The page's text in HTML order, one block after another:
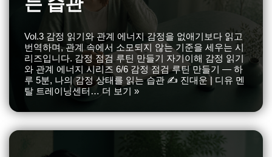
Vol.3 감정 읽기와 관계 에너지 감정을 없애기보다 읽고
번역하며, 관계 속에서 소모되지 않는 기준을 세우는 시
리즈입니다. 감정 점검 루틴 만들기 자기이해 감정 읽기
와 관계 에너지 시리즈 6/6 감정 점검 루틴 만들기 — 하
루 5분, 나의 감정 상태를 읽는 습관 ✍️ 진대운 | 디유 멘
탈 트레이닝센터… 더 보기 »